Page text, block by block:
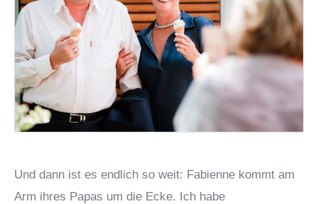
Und dann ist es endlich so weit: Fabienne kommt am
Arm ihres Papas um die Ecke. Ich habe